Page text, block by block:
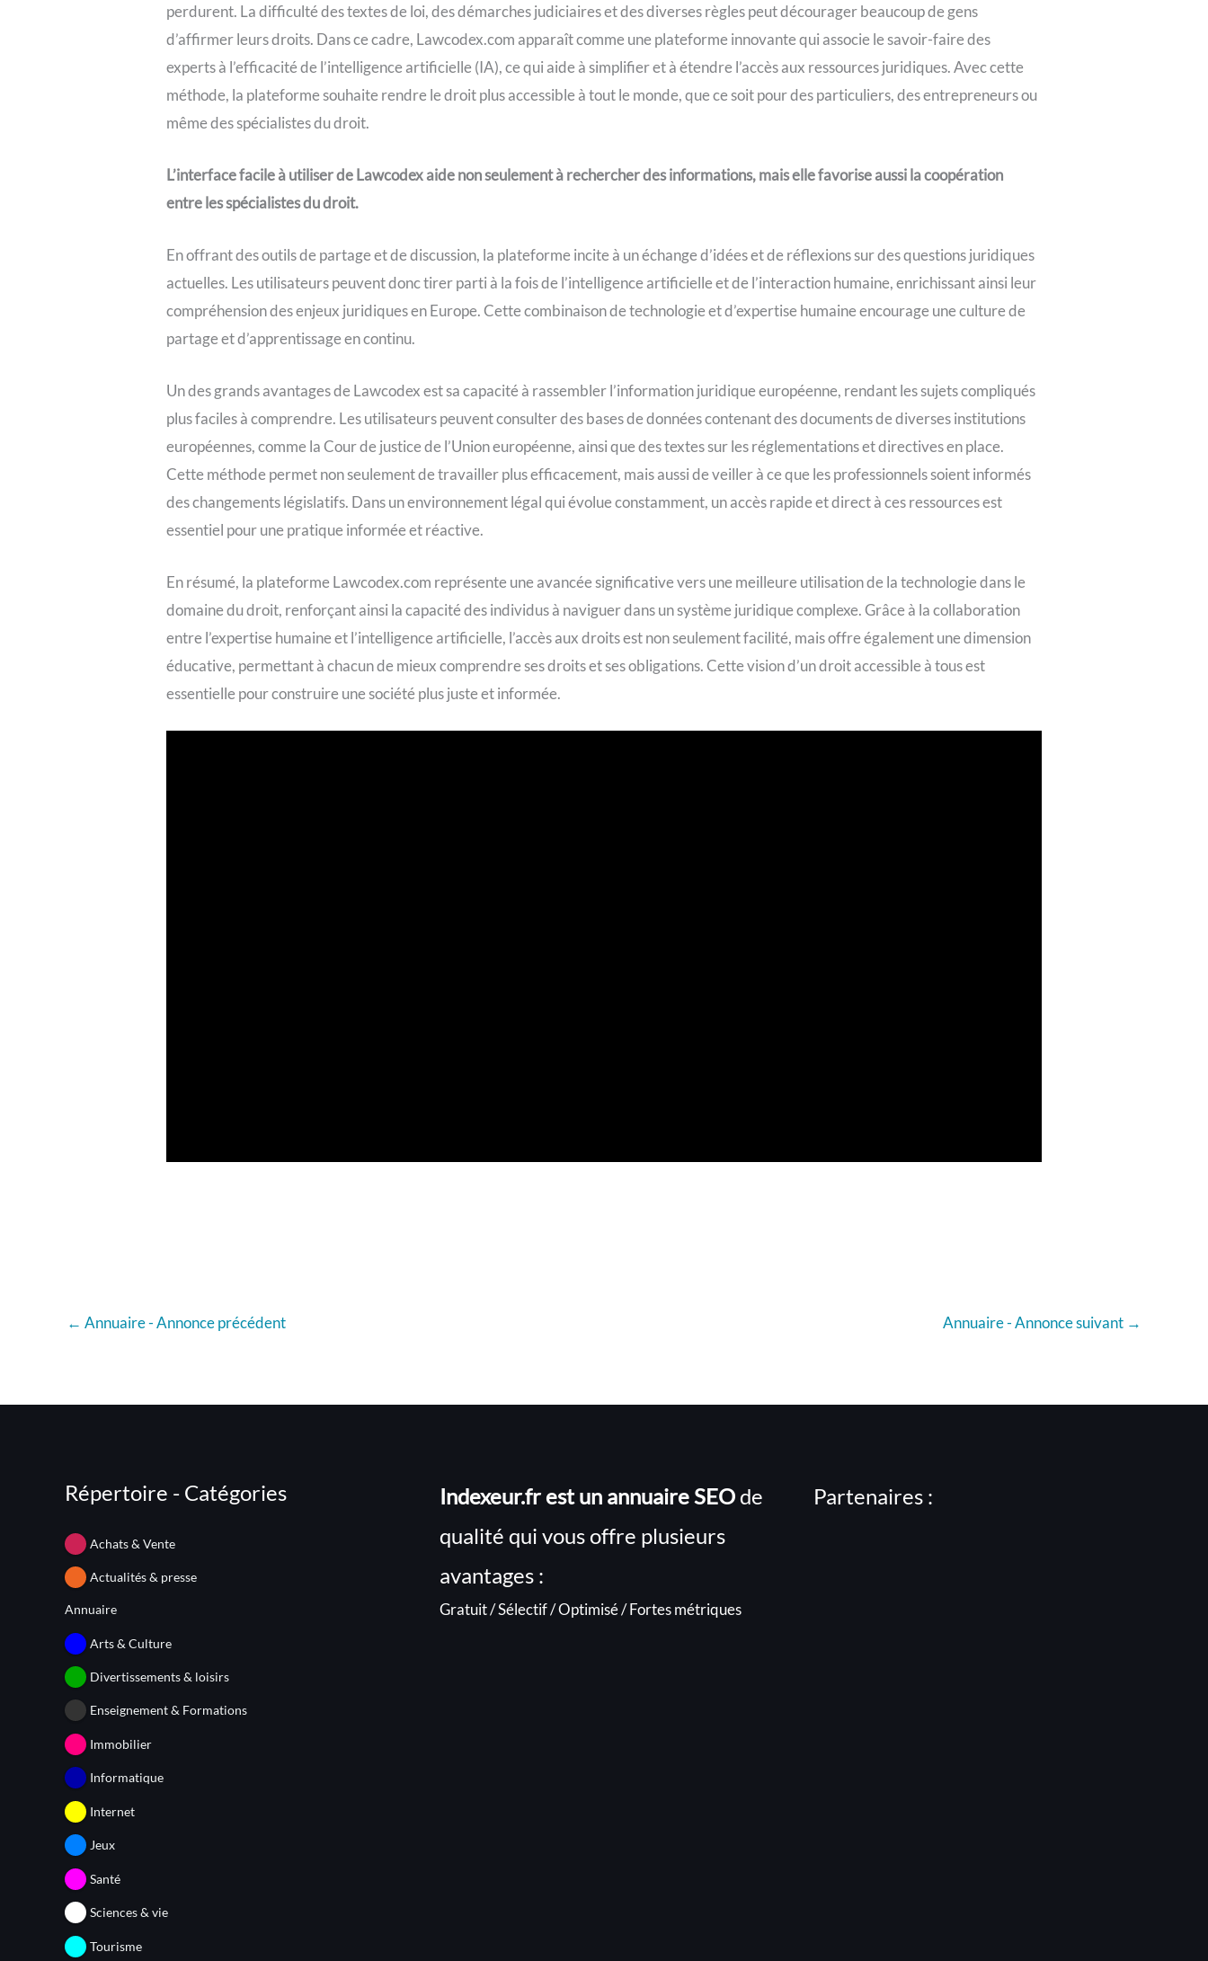
perdurent. La difficulté des textes de loi, des démarches judiciaires et des diverses règles peut décourager beaucoup de gens
d’affirmer leurs droits. Dans ce cadre, Lawcodex.com apparaît comme une plateforme innovante qui associe le savoir-faire des
experts à l’efficacité de l’intelligence artificielle (IA), ce qui aide à simplifier et à étendre l’accès aux ressources juridiques. Avec cette
méthode, la plateforme souhaite rendre le droit plus accessible à tout le monde, que ce soit pour des particuliers, des entrepreneurs ou
même des spécialistes du droit.
L’interface facile à utiliser de Lawcodex aide non seulement à rechercher des informations, mais elle favorise aussi la coopération
entre les spécialistes du droit.
En offrant des outils de partage et de discussion, la plateforme incite à un échange d’idées et de réflexions sur des questions juridiques
actuelles. Les utilisateurs peuvent donc tirer parti à la fois de l’intelligence artificielle et de l’interaction humaine, enrichissant ainsi leur
compréhension des enjeux juridiques en Europe. Cette combinaison de technologie et d’expertise humaine encourage une culture de
partage et d’apprentissage en continu.
Un des grands avantages de Lawcodex est sa capacité à rassembler l’information juridique européenne, rendant les sujets compliqués
plus faciles à comprendre. Les utilisateurs peuvent consulter des bases de données contenant des documents de diverses institutions
européennes, comme la Cour de justice de l’Union européenne, ainsi que des textes sur les réglementations et directives en place.
Cette méthode permet non seulement de travailler plus efficacement, mais aussi de veiller à ce que les professionnels soient informés
des changements législatifs. Dans un environnement légal qui évolue constamment, un accès rapide et direct à ces ressources est
essentiel pour une pratique informée et réactive.
En résumé, la plateforme Lawcodex.com représente une avancée significative vers une meilleure utilisation de la technologie dans le
domaine du droit, renforçant ainsi la capacité des individus à naviguer dans un système juridique complexe. Grâce à la collaboration
entre l’expertise humaine et l’intelligence artificielle, l’accès aux droits est non seulement facilité, mais offre également une dimension
éducative, permettant à chacun de mieux comprendre ses droits et ses obligations. Cette vision d’un droit accessible à tous est
essentielle pour construire une société plus juste et informée.
← Annuaire - Annonce précédent Annuaire - Annonce suivant →
Répertoire - Catégories
Achats & Vente
Actualités & presse
Annuaire
Arts & Culture
Divertissements & loisirs
Enseignement & Formations
Immobilier
Informatique
Internet
Jeux
Santé
Sciences & vie
Tourisme
Indexeur.fr est un annuaire SEOde
qualité qui vous offre plusieurs
avantages :
Gratuit / Sélectif / Optimisé / Fortes métriques
Partenaires :